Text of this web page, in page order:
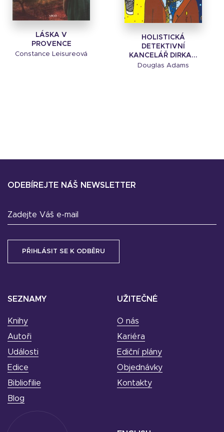
LÁSKA V
PROVENCE
Constance Leisureová
HOLISTICKÁ
DETEKTIVNÍ
KANCELÁŘ DIRKA...
Douglas Adams
SEZNAMY
Knihy
Autoři
Události
Edice
Bibliofilie
Blog
UŽITEČNÉ
O nás
Kariéra
Ediční plány
Objednávky
Kontakty
ODEBÍREJTE NÁŠ NEWSLETTER
Zadejte Váš e-mail